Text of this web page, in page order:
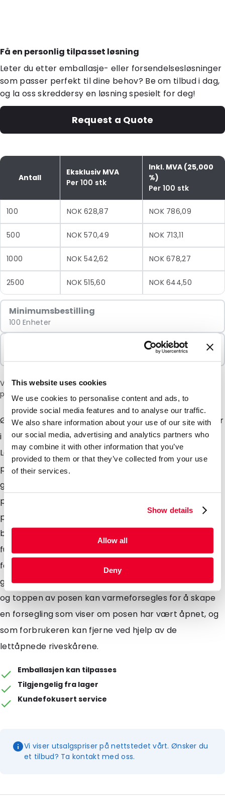
This website uses cookies
We use cookies to personalise content and ads, to
provide social media features and to analyse our traffic.
We also share information about your use of our site with
our social media, advertising and analytics partners who
may combine it with other information that you’ve
provided to them or that they’ve collected from your use
of their services.
Show details
Allow all
Deny
Få en personlig tilpasset løsning
Leter du etter emballasje- eller forsendelsesløsninger
som passer perfekt til dine behov? Be om tilbud i dag,
og la oss skreddersy en løsning spesielt for deg!
Request a Quote
Antall
Eksklusiv MVA
Per 100 stk
Inkl. MVA (25,000
%)
Per 100 stk
100 NOK 628,87 NOK 786,09
500 NOK 570,49 NOK 713,11
1000 NOK 542,62 NOK 678,27
2500 NOK 515,60 NOK 644,50
Minimumsbestilling
100 Enheter
Vær oppmerksom på: et tillegg på 6 % vil bli lagt til i kassen
på grunn av den nåværende situasjonen i Midtøsten.
Ønsker du å pakke matvarer og/eller andre produkter
i en pose som skiller seg ut? Ta en titt på våre
Lamizip-poser i kraftpapir. De egner seg for de fleste
produkter, for eksempel pulver, faste stoffer, korn og
granulat. Posene er for tiden tilgjengelige i fem varme
pastellfarger som gir dem et naturlig utseende og
preg, og er laget av et flerlags plastlaminat med høy
barriereevne som sikrer god beskyttelse mot gass og
fuktighet. Det blanke vinduet sørger for at
forbrukeren kan se innholdet i posen. Grip-lukkingen
gjør at forbrukeren kan åpne og lukke posen på nytt,
og toppen av posen kan varmeforsegles for å skape
en forsegling som viser om posen har vært åpnet, og
som forbrukeren kan fjerne ved hjelp av de
lettåpnede riveskårene.
Emballasjen kan tilpasses
Tilgjengelig fra lager
Kundefokusert service
Vi viser utsalgspriser på nettstedet vårt. Ønsker du
et tilbud? Ta kontakt med oss.